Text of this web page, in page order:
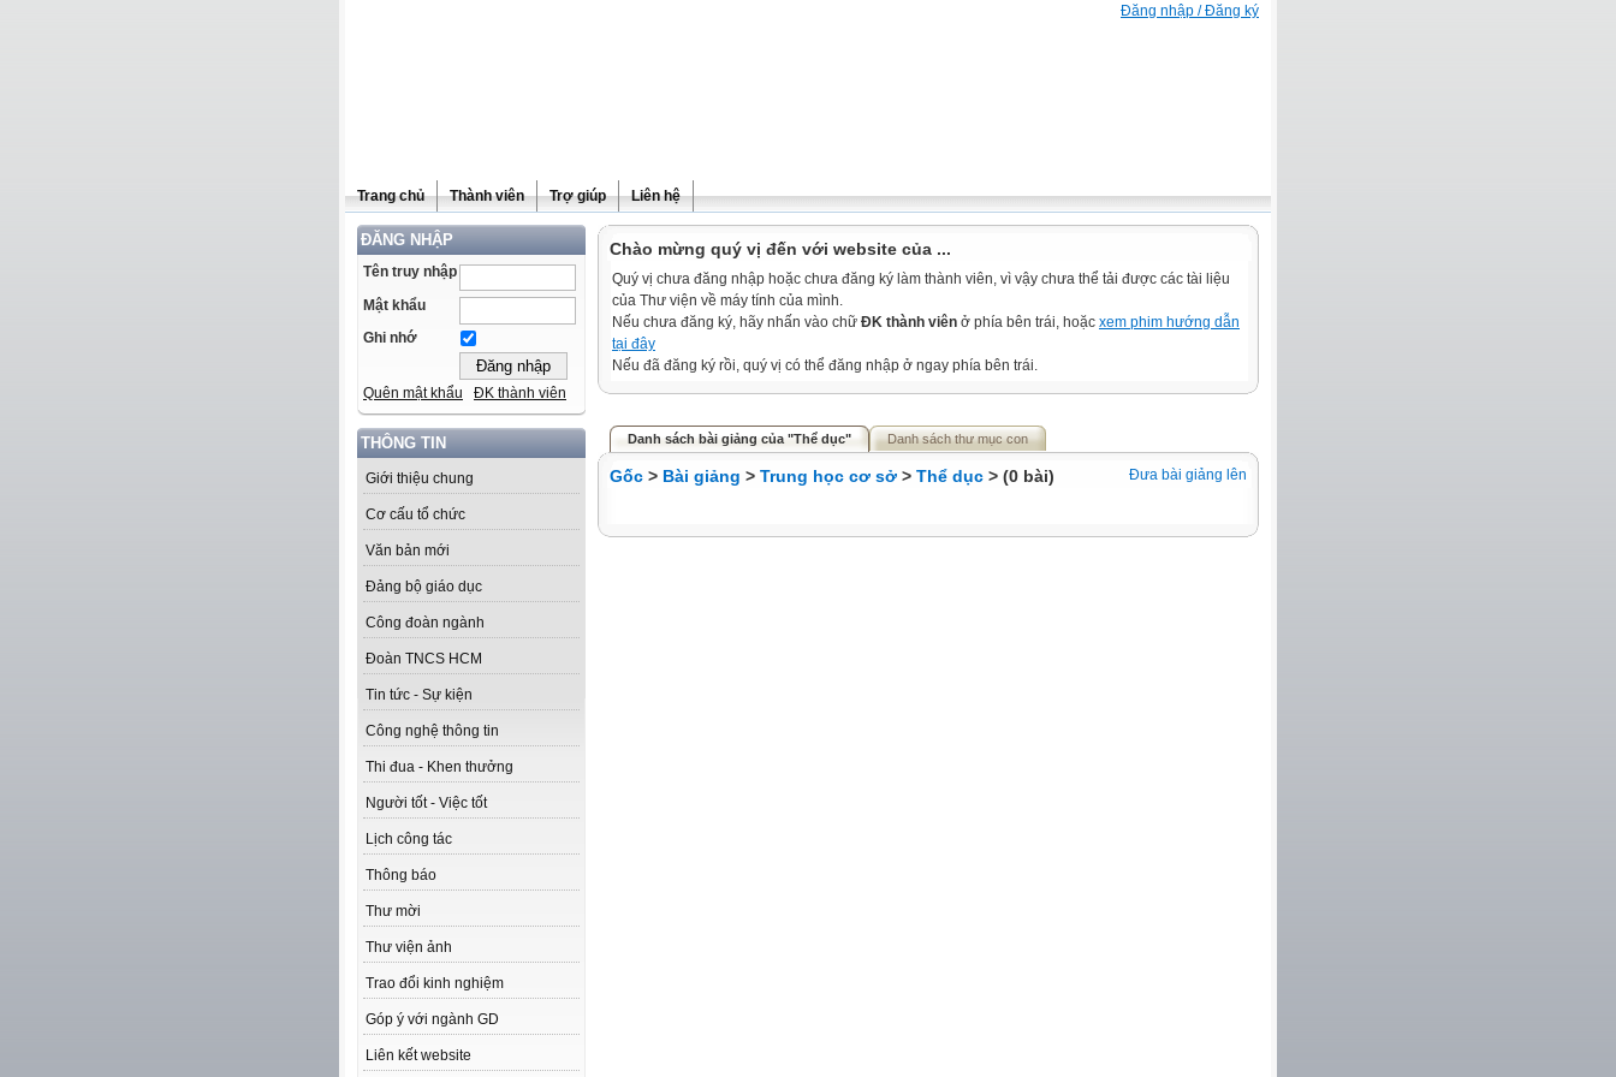
Đăng nhập / Đăng ký
Trang chủ Thành viên Trợ giúp Liên hệ
ĐĂNG NHẬP
Tên truy nhập
Mật khẩu
Ghi nhớ
Quên mật khẩu ĐK thành viên
THÔNG TIN
Giới thiệu chung
Cơ cấu tổ chức
Văn bản mới
Đảng bộ giáo dục
Công đoàn ngành
Đoàn TNCS HCM
Tin tức - Sự kiện
Công nghệ thông tin
Thi đua - Khen thưởng
Người tốt - Việc tốt
Lịch công tác
Thông báo
Thư mời
Thư viện ảnh
Trao đổi kinh nghiệm
Góp ý với ngành GD
Liên kết website
Chào mừng quý vị đến với website của ...
Quý vị chưa đăng nhập hoặc chưa đăng ký làm thành viên, vì vậy chưa thể tải được các tài liệu
của Thư viện về máy tính của mình.
Nếu chưa đăng ký, hãy nhấn vào chữ ĐK thành viên ở phía bên trái, hoặc xem phim hướng dẫn
tại đây
Nếu đã đăng ký rồi, quý vị có thể đăng nhập ở ngay phía bên trái.
Danh sách bài giảng của "Thể dục" Danh sách thư mục con
Đưa bài giảng lên
Gốc > Bài giảng > Trung học cơ sở > Thể dục > (0 bài)